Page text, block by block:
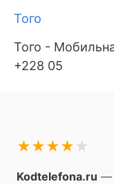
Того
Того -
+228 05
★
★
★
★
★
Kodtelefona.ru —